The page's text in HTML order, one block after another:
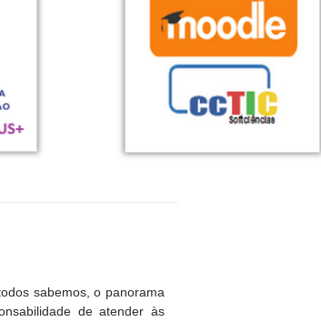
sabemos, o panorama
de atender às